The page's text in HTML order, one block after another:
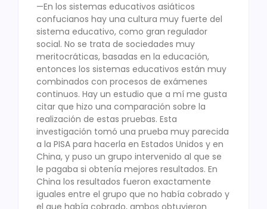
—En los sistemas educativos asiáticos
confucianos hay una cultura muy fuerte del
sistema educativo, como gran regulador
social. No se trata de sociedades muy
meritocráticas, basadas en la educación,
entonces los sistemas educativos están muy
combinados con procesos de exámenes
continuos. Hay un estudio que a mí me gusta
citar que hizo una comparación sobre la
realización de estas pruebas. Esta
investigación tomó una prueba muy parecida
a la PISA para hacerla en Estados Unidos y en
China, y puso un grupo intervenido al que se
le pagaba si obtenía mejores resultados. En
China los resultados fueron exactamente
iguales entre el grupo que no había cobrado y